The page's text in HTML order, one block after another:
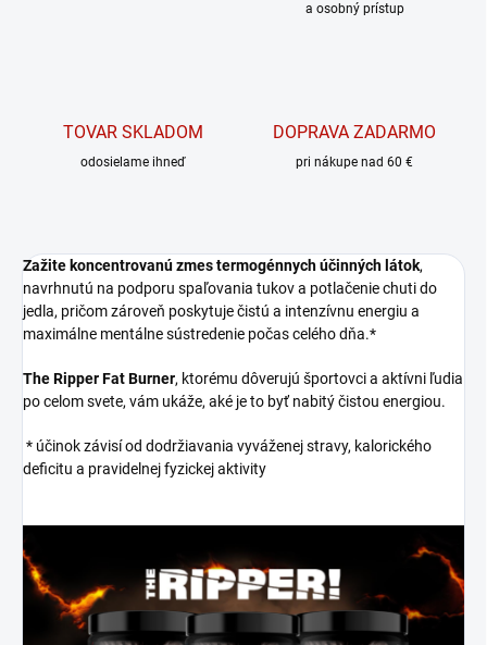
a osobný prístup
TOVAR SKLADOM
odosielame ihneď
DOPRAVA ZADARMO
pri nákupe nad 60 €
Zažite koncentrovanú zmes termogénnych účinných látok,
navrhnutú na podporu spaľovania tukov a potlačenie chuti do
jedla, pričom zároveň poskytuje čistú a intenzívnu energiu a
maximálne mentálne sústredenie počas celého dňa.*
The Ripper Fat Burner, ktorému dôverujú športovci a aktívni ľudia
po celom svete, vám ukáže, aké je to byť nabitý čistou energiou.
* účinok závisí od dodržiavania vyváženej stravy, kalorického
deficitu a pravidelnej fyzickej aktivity